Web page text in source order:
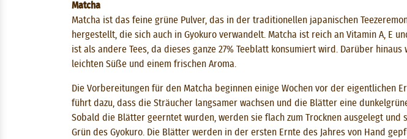
Matcha
Matcha ist das feine grüne Pulver, das in der traditionellen japanischen
hergestellt, die sich auch in Gyokuro verwandelt. Matcha ist reich an Vitamin A, E
ist als andere Tees, da dieses ganze 27% Teeblatt konsumiert wird. Darüber
leichten Süße und einem frischen Aroma.
Die Vorbereitungen für den Matcha beginnen einige Wochen vor der eigentlichen
führt dazu, dass die Sträucher langsamer wachsen und die Blätter eine
Sobald die Blätter geerntet wurden, werden sie flach zum Trocknen ausgelegt
Grün des Gyokuro. Die Blätter werden in der ersten Ernte des Jahres von Hand